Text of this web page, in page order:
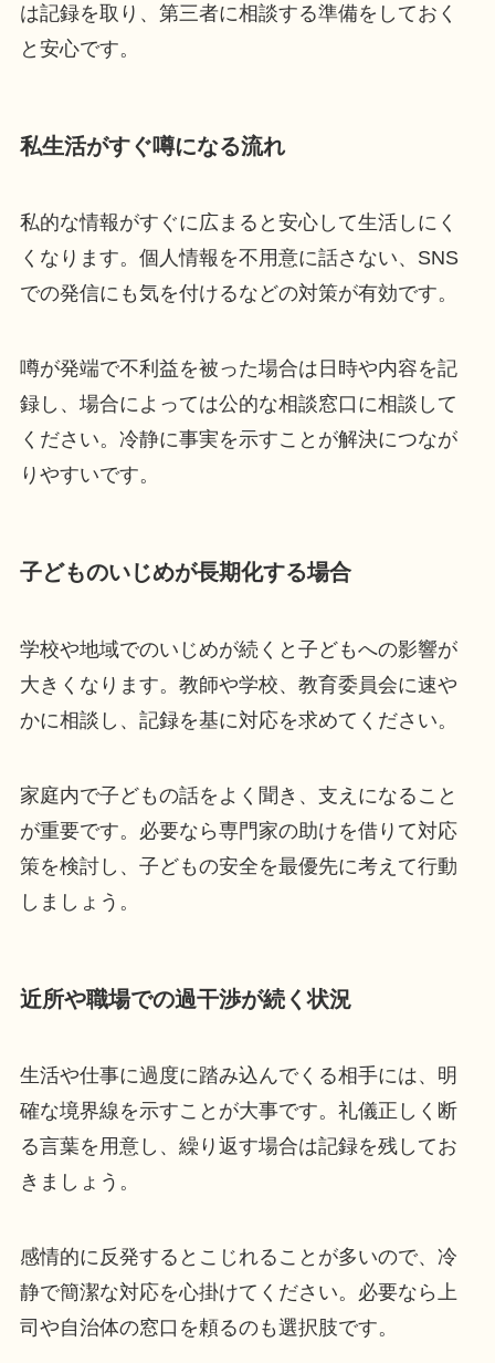
は記録を取り、第三者に相談する準備をしておく
と安心です。
私生活がすぐ噂になる流れ
私的な情報がすぐに広まると安心して生活しにく
くなります。個人情報を不用意に話さない、SNS
での発信にも気を付けるなどの対策が有効です。
噂が発端で不利益を被った場合は日時や内容を記
録し、場合によっては公的な相談窓口に相談して
ください。冷静に事実を示すことが解決につなが
りやすいです。
子どものいじめが長期化する場合
学校や地域でのいじめが続くと子どもへの影響が
大きくなります。教師や学校、教育委員会に速や
かに相談し、記録を基に対応を求めてください。
家庭内で子どもの話をよく聞き、支えになること
が重要です。必要なら専門家の助けを借りて対応
策を検討し、子どもの安全を最優先に考えて行動
しましょう。
近所や職場での過干渉が続く状況
生活や仕事に過度に踏み込んでくる相手には、明
確な境界線を示すことが大事です。礼儀正しく断
る言葉を用意し、繰り返す場合は記録を残してお
きましょう。
感情的に反発するとこじれることが多いので、冷
静で簡潔な対応を心掛けてください。必要なら上
司や自治体の窓口を頼るのも選択肢です。